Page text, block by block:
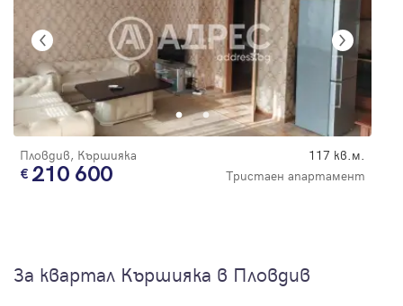
Пловдив, Кършияка 117 кв.м.
210 600 Тристаен апартамент
За квартал Кършияка в Пловдив